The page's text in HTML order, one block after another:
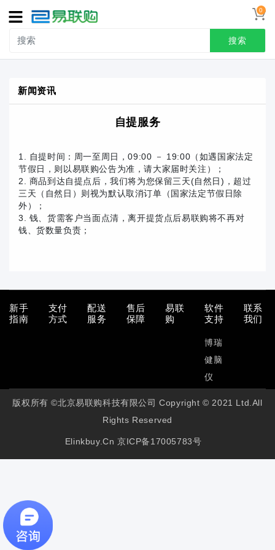
0
搜索
导
航
接线端子
用户中心
新闻资讯
自提服务
1. 自提时间：周一至周日，09:00 － 19:00（如遇国家法定
节假日，则以易联购公告为准，请大家届时关注）；
2. 商品到达自提点后，我们将为您保留三天(自然日)，超过
三天（自然日）则视为默认取消订单（国家法定节假日除
外）；
3. 钱、货需客户当面点清，离开提货点后易联购将不再对
钱、货数量负责；
新手
指南
支付
方式
配送
服务
售后
保障
易联
购
软件
支持
博瑞
健脑
仪
联系
我们
版权所有 ©北京易联购科技有限公司 Copyright © 2021 Ltd.All
Rights Reserved
Elinkbuy.cn 京ICP备17005783号